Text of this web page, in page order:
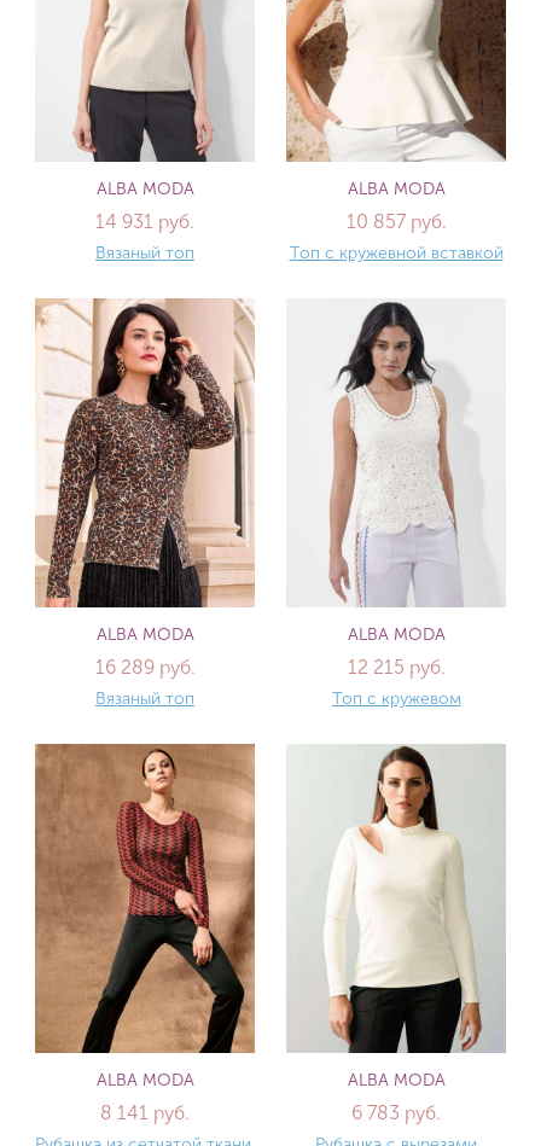
ALBA MODA
14 931 руб.
Вязаный топ
ALBA MODA
10 857 руб.
Топ с кружевной вставкой
ALBA MODA
16 289 руб.
Вязаный топ
ALBA MODA
12 215 руб.
Топ с кружевом
ALBA MODA
8 141 руб.
ALBA MODA
6 783 руб.